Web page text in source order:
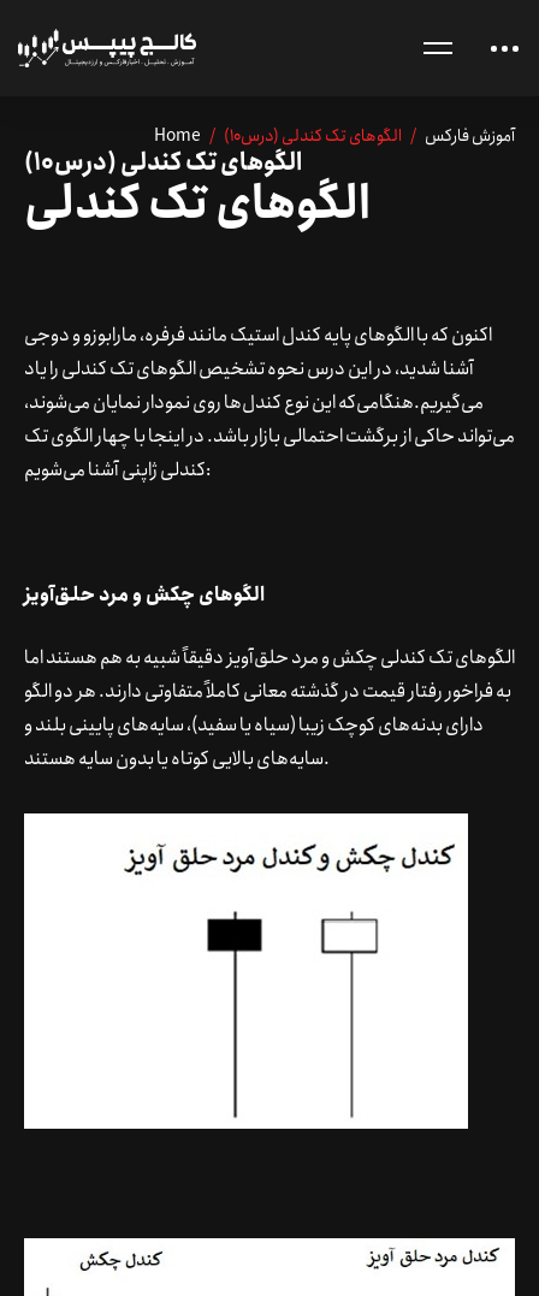
Home / آموزش فارکس / الگوهای تک کندلی (درس10)
الگوهای تک کندلی (درس10)
الگوهای تک کندلی
اکنون که با الگوهای پایه کندل استیک مانند فرفره، مارابوزو و دوجی
آشنا شدید، در این درس نحوه تشخیص الگوهای تک کندلی را یاد
می‌گیریم.هنگامی‌که این نوع کندل‌ها روی نمودار نمایان می‌شوند،
می‌تواند حاکی از برگشت احتمالی بازار باشد. در اینجا با چهار الگوی تک
کندلی ژاپنی آشنا می‌شویم:
الگوهای چکش و مرد حلق‌آویز
الگوهای تک کندلی چکش و مرد حلق‌آویز دقیقاً شبیه به هم هستند اما
به فراخور رفتار قیمت در گذشته معانی کاملاً متفاوتی دارند. هر دو الگو
دارای بدنه‌های کوچک زیبا (سیاه یا سفید)، سایه‌های پایینی بلند و
سایه‌های بالایی کوتاه یا بدون سایه هستند.